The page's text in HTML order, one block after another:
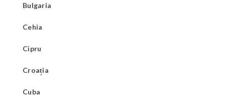
Bulgaria
Cehia
Cipru
Croația
Cuba